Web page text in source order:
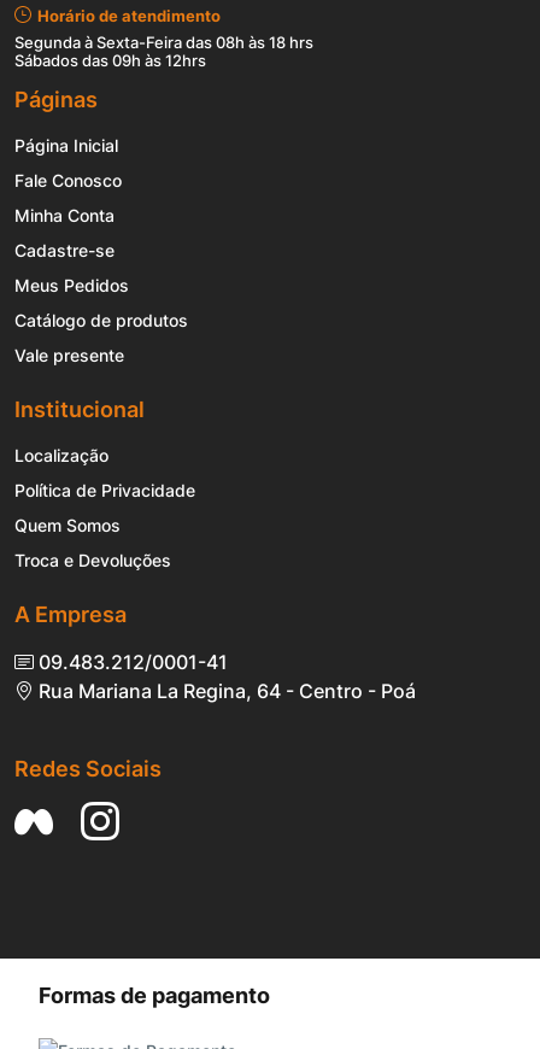
Horário de atendimento
Segunda à Sexta-Feira das 08h às 18 hrs
Sábados das 09h às 12hrs
Páginas
Página Inicial
Fale Conosco
Minha Conta
Cadastre-se
Meus Pedidos
Catálogo de produtos
Vale presente
Institucional
Localização
Política de Privacidade
Quem Somos
Troca e Devoluções
A Empresa
09.483.212/0001-41
Rua Mariana La Regina, 64 - Centro - Poá
Redes Sociais
Formas de pagamento